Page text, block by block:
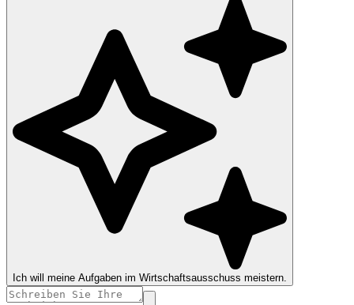
Ich will meine Aufgaben im Wirtschaftsausschuss meistern.